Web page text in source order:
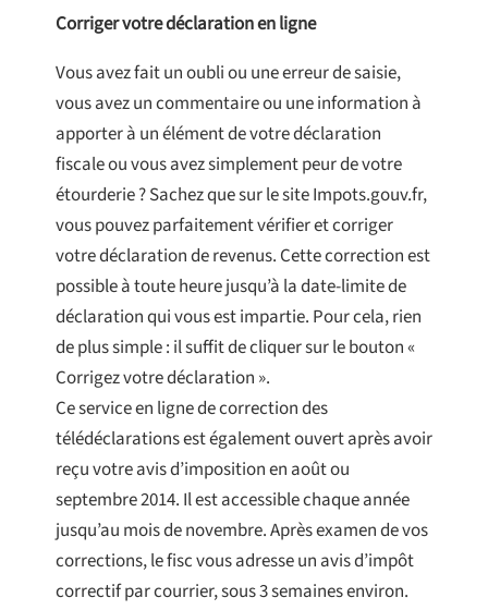
Corriger votre déclaration en ligne
Vous avez fait un oubli ou une erreur de saisie,
vous avez un commentaire ou une information à
apporter à un élément de votre déclaration
fiscale ou vous avez simplement peur de votre
étourderie ? Sachez que sur le site Impots.gouv.fr,
vous pouvez parfaitement vérifier et corriger
votre déclaration de revenus. Cette correction est
possible à toute heure jusqu’à la date-limite de
déclaration qui vous est impartie. Pour cela, rien
de plus simple : il suffit de cliquer sur le bouton «
Corrigez votre déclaration ».
Ce service en ligne de correction des
télédéclarations est également ouvert après avoir
reçu votre avis d’imposition en août ou
septembre 2014. Il est accessible chaque année
jusqu’au mois de novembre. Après examen de vos
corrections, le fisc vous adresse un avis d’impôt
correctif par courrier, sous 3 semaines environ.